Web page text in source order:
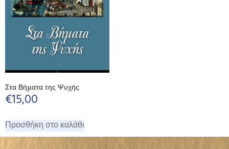
Στα Βήματα της Ψυχής
€15,00
Προσθήκη στο καλάθι